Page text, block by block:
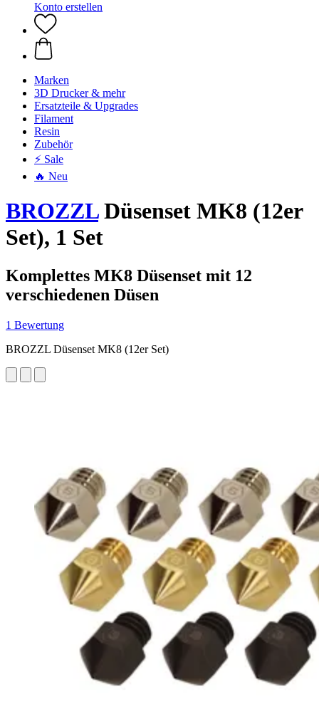
Konto erstellen
Marken
3D Drucker & mehr
Ersatzteile & Upgrades
Filament
Resin
Zubehör
⚡ Sale
🔥 Neu
BROZZLDüsenset MK8 (12er
Set), 1 Set
Komplettes MK8 Düsenset mit 12
verschiedenen Düsen
1 Bewertung
BROZZL Düsenset MK8 (12er Set)